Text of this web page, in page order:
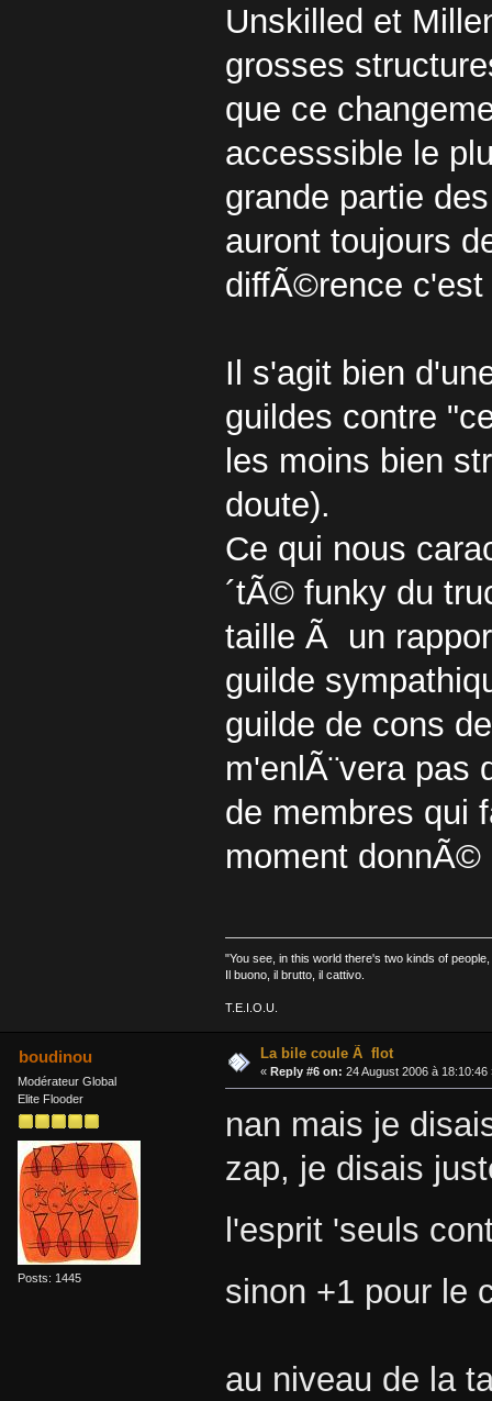
Unskilled et
grosses
que ce
accesssible le
grande partie
auront toujours
diffÃ©rence c'est
Il s'agit bien
guildes contre
les moins bien
doute).
Ce qui nous
´tÃ© funky du
taille Ã un
guilde
guilde de cons
m'enlÃ¨vera pas
de membres qui
moment donnÃ©
"You see, in this world there's two kinds of
Il buono, il brutto, il cattivo.
T.E.I.O.U.
boudinou
Modérateur Global
Elite Flooder
Posts: 1445
La bile coule Ã flot
«Reply #6 on: 24 August 2006 à 18:10:46
nan mais je
zap, je disais
l'esprit 'seuls
sinon +1 pour le
au niveau de la